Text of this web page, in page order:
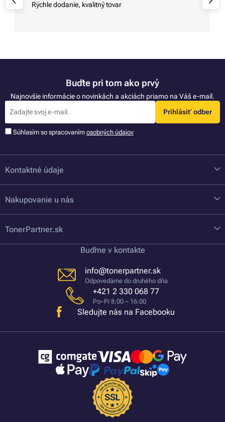
Rýchle dodanie, kvalitný tovar
Buďte pri tom ako prvý
Najnovšie informácie o novinkách a akciách priamo na Váš e-mail.
Prihlásiť odber
Súhlasím so spracovaním osobných údajov
Kontaktné údaje
Nakupovanie u nás
TonerPartner.sk
Buďme v kontakte
info@tonerpartner.sk
Odpovedáme do druhého dňa
+421 2 330 068 77
Po–Pi 8:00 – 16:00
Sledujte nás na Facebooku